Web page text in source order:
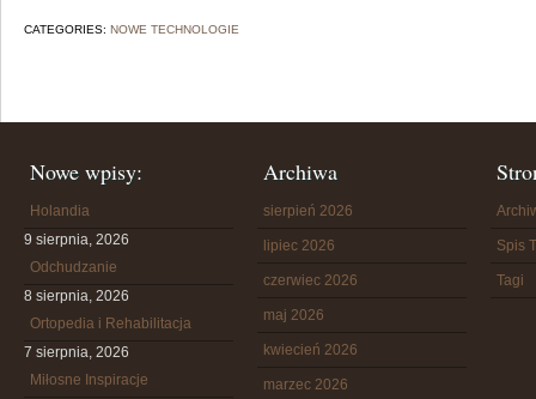
CATEGORIES: NOWE TECHNOLOGIE
Nowe wpisy:
Holandia
9 sierpnia, 2026
Odchudzanie
8 sierpnia, 2026
Ortopedia i Rehabilitacja
7 sierpnia, 2026
Miłosne Inspiracje
Archiwa
sierpień 2026
lipiec 2026
czerwiec 2026
maj 2026
kwiecień 2026
marzec 2026
Spis
Tagi